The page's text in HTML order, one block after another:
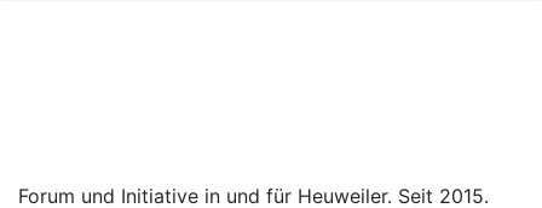
Forum und Initiative in und für Heuweiler. Seit 2015.